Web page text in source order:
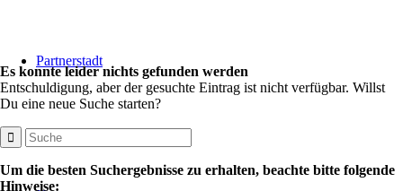
Partnerstadt
Es konnte leider nichts gefunden werden
Entschuldigung, aber der gesuchte Eintrag ist nicht verfügbar. Willst
Du eine neue Suche starten?
Um die besten Suchergebnisse zu erhalten, beachte bitte folgende
Hinweise: